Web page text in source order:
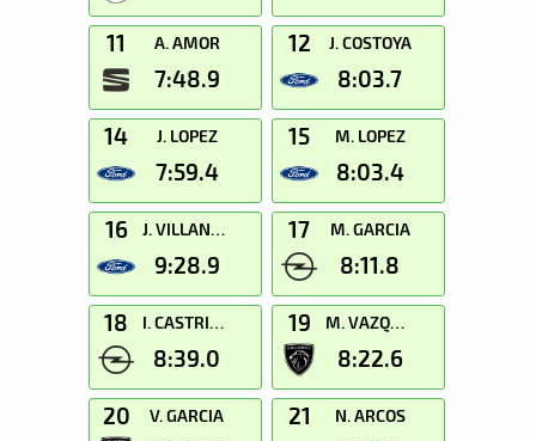
11 A. AMOR
7:48.9
12 J. COSTOYA
8:03.7
14 J. LOPEZ
7:59.4
15 M. LOPEZ
8:03.4
16 J. VILLANUEVA
9:28.9
17 M. GARCIA
8:11.8
18 I. CASTRILLON
8:39.0
19 M. VAZQUEZ
8:22.6
20 V. GARCIA 21 N. ARCOS